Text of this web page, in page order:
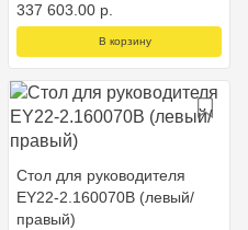
337 603.00 р.
В корзину
Стол для руководителя
EY22-2.160070B (левый/
правый)